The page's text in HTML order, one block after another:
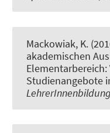
Mackowiak, K.
akademischen
Studienangebote
LehrerInnenbildung